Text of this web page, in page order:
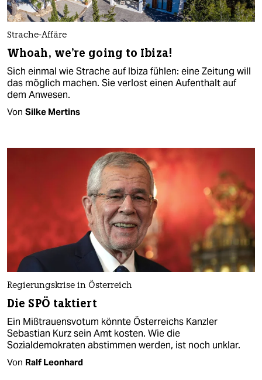
Strache-Affäre
Whoah, we're going to Ibiza!
Sich einmal wie Strache auf Ibiza fühlen: eine Zeitung will
das möglich machen. Sie verlost einen Aufenthalt auf
dem Anwesen.
Von Silke Mertins
Regierungskrise in Österreich
Die SPÖ taktiert
Ein Mißtrauensvotum könnte Österreichs Kanzler
Sebastian Kurz sein Amt kosten. Wie die
Sozialdemokraten abstimmen werden, ist noch unklar.
Von Ralf Leonhard